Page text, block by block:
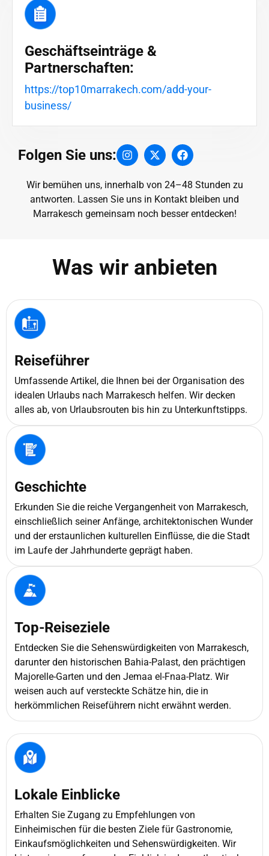
Geschäftseinträge &
Partnerschaften:
https://top10marrakech.com/add-your-
business/
Folgen Sie uns:
Wir bemühen uns, innerhalb von 24–48 Stunden zu
antworten. Lassen Sie uns in Kontakt bleiben und
Marrakesch gemeinsam noch besser entdecken!
Was wir anbieten
Reiseführer
Umfassende Artikel, die Ihnen bei der Organisation des
idealen Urlaubs nach Marrakesch helfen. Wir decken
alles ab, von Urlaubsrouten bis hin zu Unterkunftstipps.
Geschichte
Erkunden Sie die reiche Vergangenheit von Marrakesch,
einschließlich seiner Anfänge, architektonischen Wunder
und der erstaunlichen kulturellen Einflüsse, die die Stadt
im Laufe der Jahrhunderte geprägt haben.
Top-Reiseziele
Entdecken Sie die Sehenswürdigkeiten von Marrakesch,
darunter den historischen Bahia-Palast, den prächtigen
Majorelle-Garten und den Jemaa el-Fnaa-Platz. Wir
weisen auch auf versteckte Schätze hin, die in
herkömmlichen Reiseführern nicht erwähnt werden.
Lokale Einblicke
Erhalten Sie Zugang zu Empfehlungen von
Einheimischen für die besten Ziele für Gastronomie,
Einkaufsmöglichkeiten und Sehenswürdigkeiten. Wir